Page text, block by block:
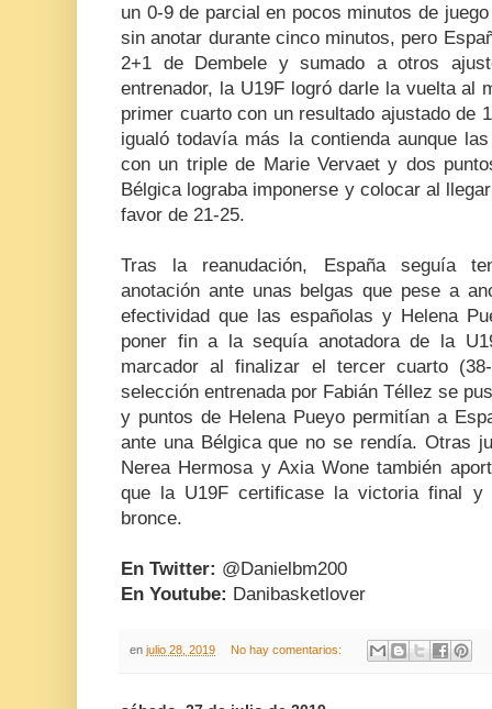
un 0-9 de parcial en pocos minutos de
sin anotar durante cinco minutos, pero
2+1 de Dembele y sumado a otros
entrenador, la U19F logró darle la vuelta al
primer cuarto con un resultado ajustado de
igualó todavía más la contienda aunque
con un triple de Marie Vervaet y dos
Bélgica lograba imponerse y colocar al
favor de 21-25.
Tras la reanudación, España seguía
anotación ante unas belgas que pese a
efectividad que las españolas y Helena
poner fin a la sequía anotadora de la
marcador al finalizar el tercer cuarto
selección entrenada por Fabián Téllez se
y puntos de Helena Pueyo permitían a
ante una Bélgica que no se rendía. Otras
Nerea Hermosa y Axia Wone también
que la U19F certificase la victoria final y
bronce.
En Twitter: @Danielbm200
En Youtube: Danibasketlover
en julio 28, 2019 No hay comentarios: